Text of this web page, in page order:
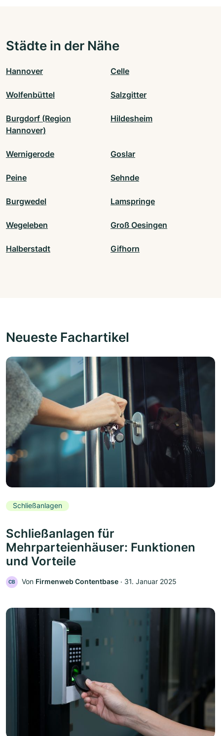
Städte in der Nähe
Hannover Celle
Wolfenbüttel Salzgitter
Burgdorf (Region
Hannover)
Hildesheim
Wernigerode Goslar
Peine Sehnde
Burgwedel Lamspringe
Wegeleben Groß Oesingen
Halberstadt Gifhorn
Neueste Fachartikel
Schließanlagen
Schließanlagen für
Mehrparteienhäuser: Funktionen
und Vorteile
CB Von Firmenweb Contentbase ‧ 31. Januar 2025